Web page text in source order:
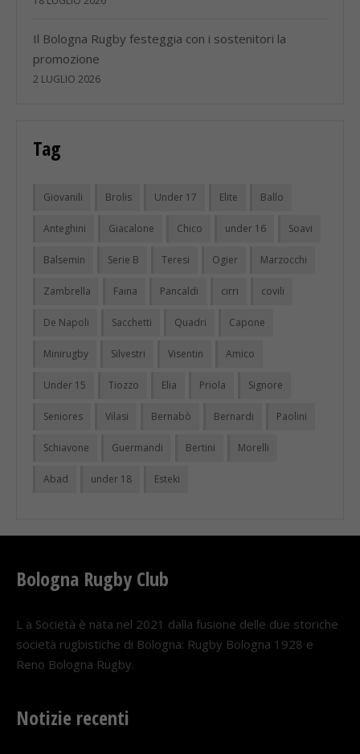
Il Bologna Rugby festeggia con i sostenitori la
promozione
2 LUGLIO 2026
Tag
Giovanili Brolis Under 17 Elite Ballo
Anteghini Giacalone Chico under 16 Soavi
Balsemin Serie B Teresi Ogier Marzocchi
Zambrella Faina Pancaldi cirri covili
De Napoli Sacchetti Quadri Capone
Minirugby Silvestri Visentin Amico
Under 15 Tiozzo Elia Priola Signore
Seniores Vilasi Bernabò Bernardi Paolini
Schiavone Guermandi Bertini Morelli
Abad under 18 Esteki
Bologna Rugby Club
L a Società è nata nel 2021 dalla fusione delle due storiche
società rugbistiche di Bologna: Rugby Bologna 1928 e
Reno Bologna Rugby.
Notizie recenti